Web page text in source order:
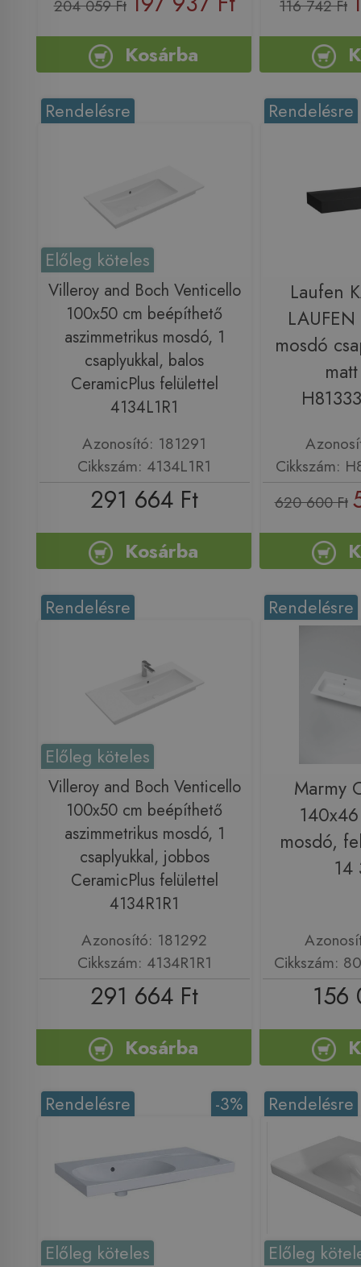
204 059 Ft
Kosárba
116 742 Ft
Rendelésre
Előleg köteles
Villeroy and Boch Venticello
100x50 cm beépíthető
aszimmetrikus mosdó, 1
csaplyukkal, balos
CeramicPlus felülettel
4134L1R1
Azonosító: 181291
Cikkszám: 4134L1R1
291 664 Ft
Kosárba
Rendelésre
Laufen
mosdó
Cikkszám:
620 600 Ft
Rendelésre
Előleg köteles
Villeroy and Boch Venticello
100x50 cm beépíthető
aszimmetrikus mosdó, 1
csaplyukkal, jobbos
CeramicPlus felülettel
4134R1R1
Azonosító: 181292
Cikkszám: 4134R1R1
291 664 Ft
Kosárba
Rendelésre
Marmy
mosdó,
14
Cikkszám:
156
-3%
Rendelésre
Előleg köteles
Rendelésre
Előleg